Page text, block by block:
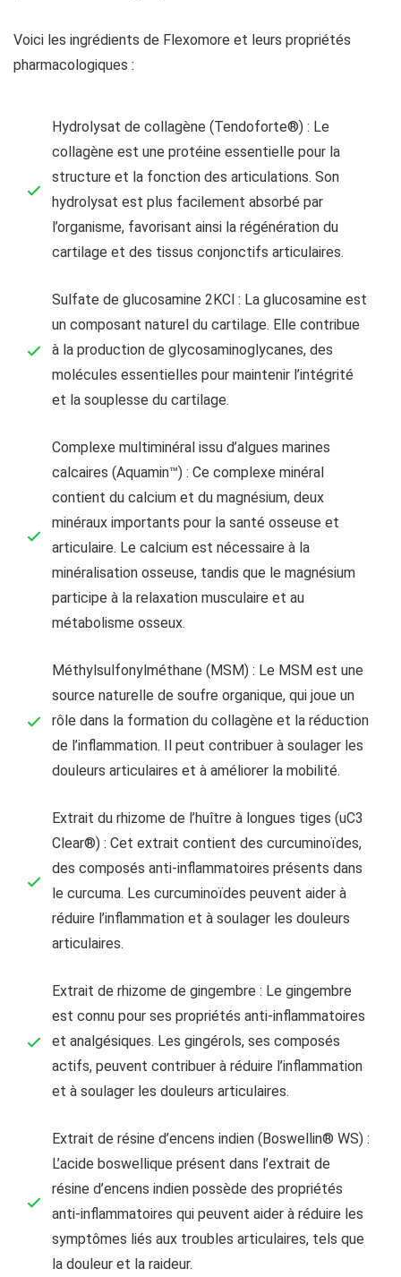
Voici les ingrédients de Flexomore et leurs propriétés
pharmacologiques :
Hydrolysat de collagène (Tendoforte®) : Le
collagène est une protéine essentielle pour la
structure et la fonction des articulations. Son
hydrolysat est plus facilement absorbé par
l’organisme, favorisant ainsi la régénération du
cartilage et des tissus conjonctifs articulaires.
Sulfate de glucosamine 2KCl : La glucosamine est
un composant naturel du cartilage. Elle contribue
à la production de glycosaminoglycanes, des
molécules essentielles pour maintenir l’intégrité
et la souplesse du cartilage.
Complexe multiminéral issu d’algues marines
calcaires (Aquamin™) : Ce complexe minéral
contient du calcium et du magnésium, deux
minéraux importants pour la santé osseuse et
articulaire. Le calcium est nécessaire à la
minéralisation osseuse, tandis que le magnésium
participe à la relaxation musculaire et au
métabolisme osseux.
Méthylsulfonylméthane (MSM) : Le MSM est une
source naturelle de soufre organique, qui joue un
rôle dans la formation du collagène et la réduction
de l’inflammation. Il peut contribuer à soulager les
douleurs articulaires et à améliorer la mobilité.
Extrait du rhizome de l’huître à longues tiges (uC3
Clear®) : Cet extrait contient des curcuminoïdes,
des composés anti-inflammatoires présents dans
le curcuma. Les curcuminoïdes peuvent aider à
réduire l’inflammation et à soulager les douleurs
articulaires.
Extrait de rhizome de gingembre : Le gingembre
est connu pour ses propriétés anti-inflammatoires
et analgésiques. Les gingérols, ses composés
actifs, peuvent contribuer à réduire l’inflammation
et à soulager les douleurs articulaires.
Extrait de résine d’encens indien (Boswellin® WS) :
L’acide boswellique présent dans l’extrait de
résine d’encens indien possède des propriétés
anti-inflammatoires qui peuvent aider à réduire les
symptômes liés aux troubles articulaires, tels que
la douleur et la raideur.